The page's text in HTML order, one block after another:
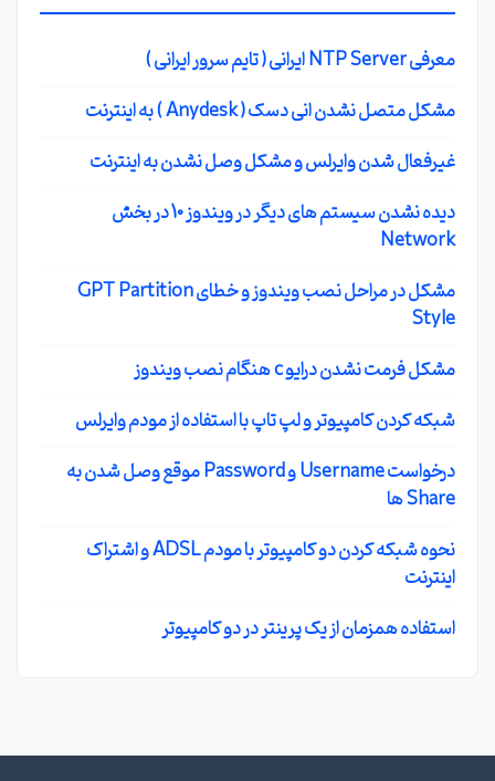
معرفی NTP Server ایرانی ( تایم سرور ایرانی )
مشکل متصل نشدن انی دسک ( Anydesk ) به اینترنت
غیرفعال شدن وایرلس و مشکل وصل نشدن به اینترنت
دیده نشدن سیستم های دیگر در ویندوز 10 در بخش
Network
مشکل در مراحل نصب ویندوز و خطای GPT Partition
Style
مشکل فرمت نشدن درایو c هنگام نصب ویندوز
شبکه کردن کامپیوتر و لپ تاپ با استفاده از مودم وایرلس
درخواست Username و Password موقع وصل شدن به
Share ها
نحوه شبکه کردن دو کامپیوتر با مودم ADSL و اشتراک
اینترنت
استفاده همزمان از یک پرینتر در دو کامپیوتر